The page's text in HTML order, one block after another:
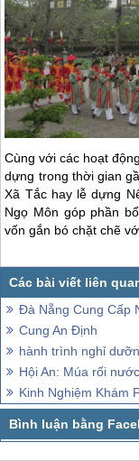
Cùng với các hoạt
dựng trong thời gian
Xã Tắc hay lễ dựng
Ngọ Môn góp phần
vốn gắn bó chặt chẽ
Đà Nẵng Cung Cấp Nhà
Cung An Định
hành trình nghỉ
Hội An: Múa rối
Kinh Nghiệm Khám